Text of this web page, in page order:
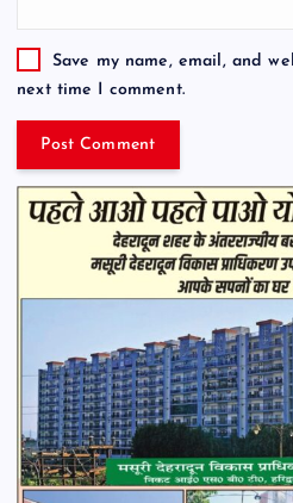
Save my name, email, and
next time I comment.